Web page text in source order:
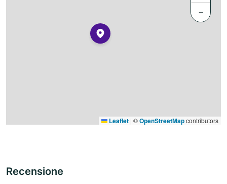
−
Leaflet | ©OpenStreetMapcontributors
Recensione